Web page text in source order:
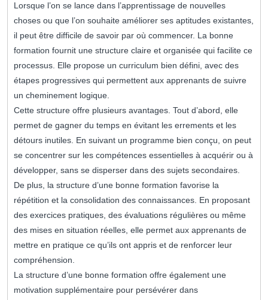
Lorsque l’on se lance dans l’apprentissage de nouvelles
choses ou que l’on souhaite améliorer ses aptitudes existantes,
il peut être difficile de savoir par où commencer. La bonne
formation fournit une structure claire et organisée qui facilite ce
processus. Elle propose un curriculum bien défini, avec des
étapes progressives qui permettent aux apprenants de suivre
un cheminement logique.
Cette structure offre plusieurs avantages. Tout d’abord, elle
permet de gagner du temps en évitant les errements et les
détours inutiles. En suivant un programme bien conçu, on peut
se concentrer sur les compétences essentielles à acquérir ou à
développer, sans se disperser dans des sujets secondaires.
De plus, la structure d’une bonne formation favorise la
répétition et la consolidation des connaissances. En proposant
des exercices pratiques, des évaluations régulières ou même
des mises en situation réelles, elle permet aux apprenants de
mettre en pratique ce qu’ils ont appris et de renforcer leur
compréhension.
La structure d’une bonne formation offre également une
motivation supplémentaire pour persévérer dans